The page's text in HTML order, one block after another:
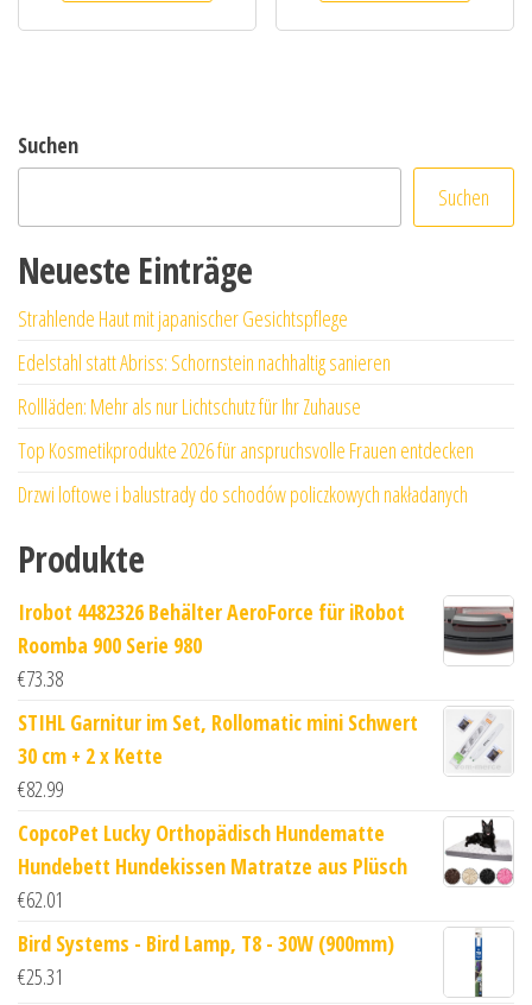
Suchen
Suchen
Neueste Einträge
Strahlende Haut mit japanischer Gesichtspflege
Edelstahl statt Abriss: Schornstein nachhaltig sanieren
Rollläden: Mehr als nur Lichtschutz für Ihr Zuhause
Top Kosmetikprodukte 2026 für anspruchsvolle Frauen entdecken
Drzwi loftowe i balustrady do schodów policzkowych nakładanych
Produkte
Irobot 4482326 Behälter AeroForce für iRobot
Roomba 900 Serie 980
€73.38
STIHL Garnitur im Set, Rollomatic mini Schwert
30 cm + 2 x Kette
€82.99
CopcoPet Lucky Orthopädisch Hundematte
Hundebett Hundekissen Matratze aus Plüsch
€62.01
Bird Systems - Bird Lamp, T8 - 30W (900mm)
€25.31